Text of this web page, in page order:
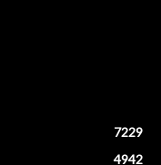
7229
4942